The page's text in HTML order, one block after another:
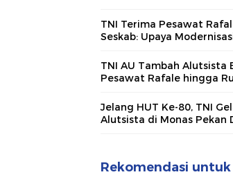
TNI Terima Pesawat
Seskab: Upaya
TNI AU Tambah Alutsista
Pesawat Rafale hingga
Jelang HUT Ke-80, TNI
Alutsista di Monas Pekan
Rekomendasi